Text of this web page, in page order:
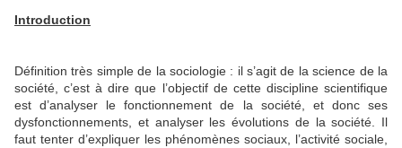
Introduction
Définition très simple de la sociologie : il s’agit de la science de la
société, c’est à dire que l’objectif de cette discipline scientifique
est d’analyser le fonctionnement de la société, et donc ses
dysfonctionnements, et analyser les évolutions de la société. Il
faut tenter d’expliquer les phénomènes sociaux, l’activité sociale,